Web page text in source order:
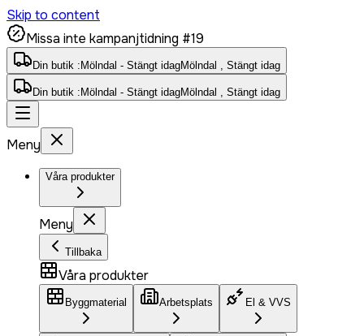
Skip to content
Missa inte kampanjtidning #19
Din butik : Mölndal - Stängt idagMölndal , Stängt idag
Din butik : Mölndal - Stängt idagMölndal , Stängt idag
Meny
Våra produkter
Meny
Tillbaka
Våra produkter
Byggmaterial Arbetsplats El & VVS